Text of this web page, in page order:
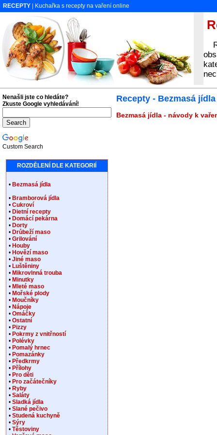
RECEPTY | Kuchařka s recepty na vaření online
Recepty - Bezmasá
Bezmasá jídla - návody k
Nenašli jste co hledáte?
Zkuste Google vyhledávání!
Custom Search
ROZDĚLENÍ DLE KATEGORIÍ
• Bezmasá jídla
• Bramborová jídla
• Cukroví
• Dietní recepty
• Domácí pekárna
• Dorty
• Drůbeží maso
• Grilování
• Houby
• Hovězí maso
• Jiné maso
• Luštěniny
• Mikrovlnná trouba
• Minutky
• Mleté maso
• Mořské plody
• Moučníky
• Nápoje
• Omáčky
• Ostatní
• Pizzy
• Pokrmy z vnitřností
• Polévky
• Pomalý hrnec
• Pomazánky
• Předkrmy
• Přílohy
• Pro děti
• Pro začátečníky
• Ryby
• Saláty
• Sladká jídla
• Slané pečivo
• Studená kuchyně
• Sýry
• Těstoviny